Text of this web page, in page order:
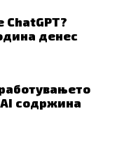
денес
содржина